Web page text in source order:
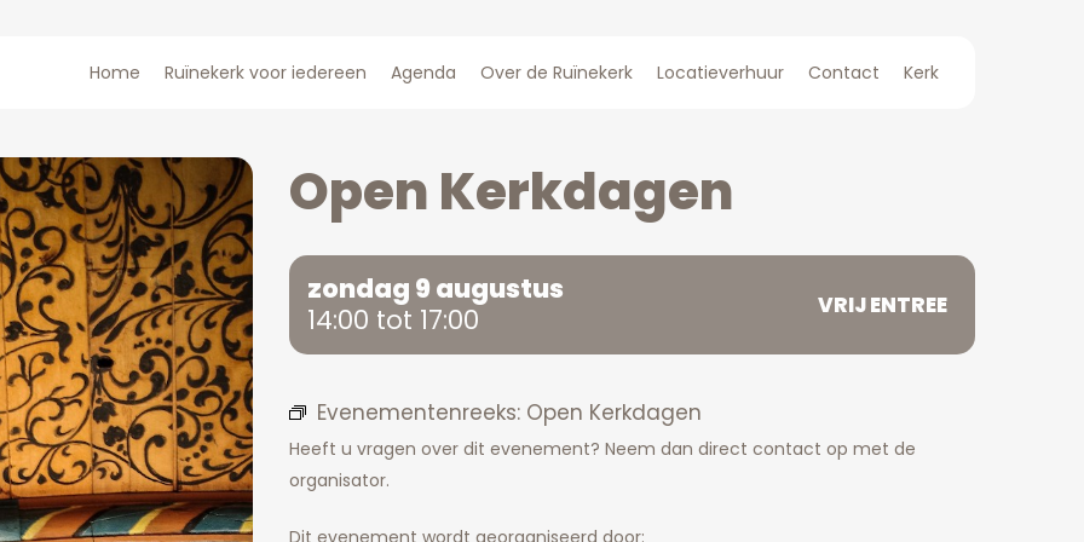
Home Ruïnekerk voor iedereen Agenda Over de Ruïnekerk Locatieverhuur Contact Kerk
Open Kerkdagen
zondag 9 augustus
14:00 tot 17:00
VRIJ ENTREE
Evenementenreeks: Open Kerkdagen
Heeft u vragen over dit evenement? Neem dan direct contact op met de
organisator.
Dit evenement wordt georganiseerd door: